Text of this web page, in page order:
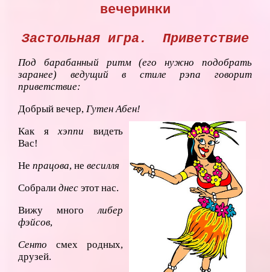
вечеринки
Застольная игра. Приветствие
Под барабанный ритм (его нужно подобрать
заранее) ведущий в стиле рэпа говорит
приветствие:
Добрый вечер, Гутен Абен!
Как яхэппивидеть
Вас!
Не працова, не весилля
Собрали днес этот нас.
Вижу много либер
фэйсов,
Сенто смех родных,
друзей.